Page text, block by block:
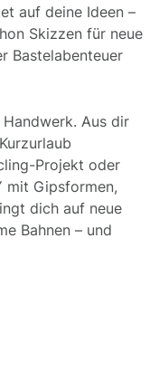
auf deine Ideen –
Skizzen für neue
Bastelabenteuer
Aus dir
Projekt oder
mit Gipsformen,
dich auf neue
Bahnen – und